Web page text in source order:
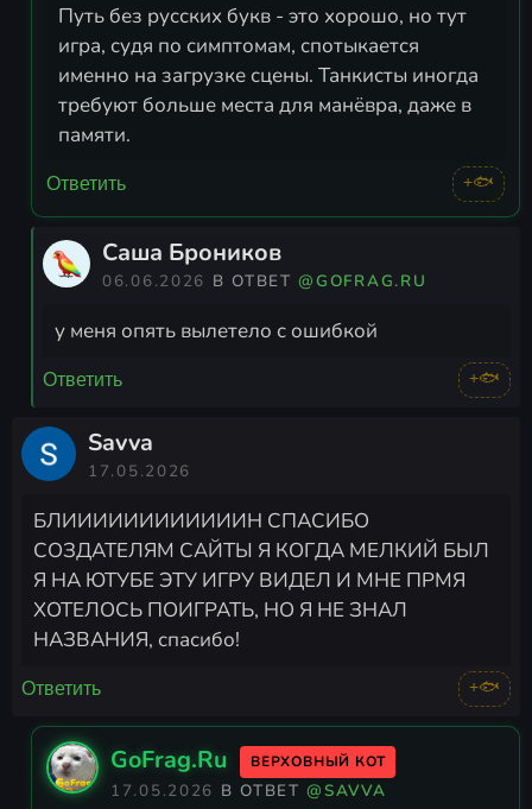
Путь без русских букв - это хорошо, но тут
игра, судя по симптомам, спотыкается
именно на загрузке сцены. Танкисты иногда
требуют больше места для манёвра, даже в
памяти.
Ответить +🐟
Саша Броников
06.06.2026 В ОТВЕТ@GOFRAG.RU
у меня опять вылетело с ошибкой
Ответить +🐟
Savva
17.05.2026
БЛИИИИИИИИИИИИН СПАСИБО
СОЗДАТЕЛЯМ САЙТЫ Я КОГДА МЕЛКИЙ БЫЛ
Я НА ЮТУБЕ ЭТУ ИГРУ ВИДЕЛ И МНЕ ПРМЯ
ХОТЕЛОСЬ ПОИГРАТЬ, НО Я НЕ ЗНАЛ
НАЗВАНИЯ, спасибо!
Ответить +🐟
GoFrag.Ru ВЕРХОВНЫЙ КОТ
17.05.2026 В ОТВЕТ@SAVVA